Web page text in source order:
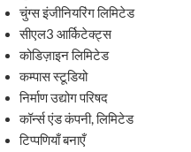
चुंग्स इंजीनियरिंग लिमिटेड
सीएल3 आर्किटेक्ट्स
कोडिज़ाइन लिमिटेड
कम्पास स्टूडियो
निर्माण उद्योग परिषद
कॉर्न्स एंड कंपनी, लिमिटेड
टिप्पणियाँ बनाएँ